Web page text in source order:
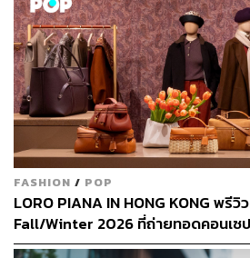
ABOUT THE
ภูริตา บุญล้อม
Beauty Editor |
FASHION / POP
LORO PIANA IN HONG KONG พรี
Fall/Winter 2026 ที่ถ่ายทอดคอนเซ
Reverie